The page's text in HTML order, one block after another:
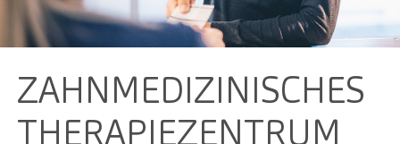
ZAHNMEDIZINISCHES
THERAPIEZENTRUM